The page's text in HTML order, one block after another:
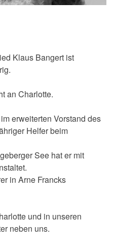
Klaus Bangert ist
an Charlotte.
erweiterten Vorstand des
Helfer beim
See hat er mit
in Arne Francks
und in unseren
neben uns.